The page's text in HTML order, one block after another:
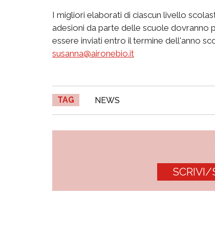
I migliori elaborati di ciascun livello
adesioni da parte delle scuole dovranno
essere inviati entro il termine dell'anno
susanna@aironebio.it
TAG NEWS
SCRIVI/